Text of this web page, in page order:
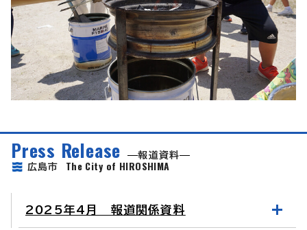
Press Release
報道資料
広島市 The City of HIROSHIMA
2025年4月 報道関係資料